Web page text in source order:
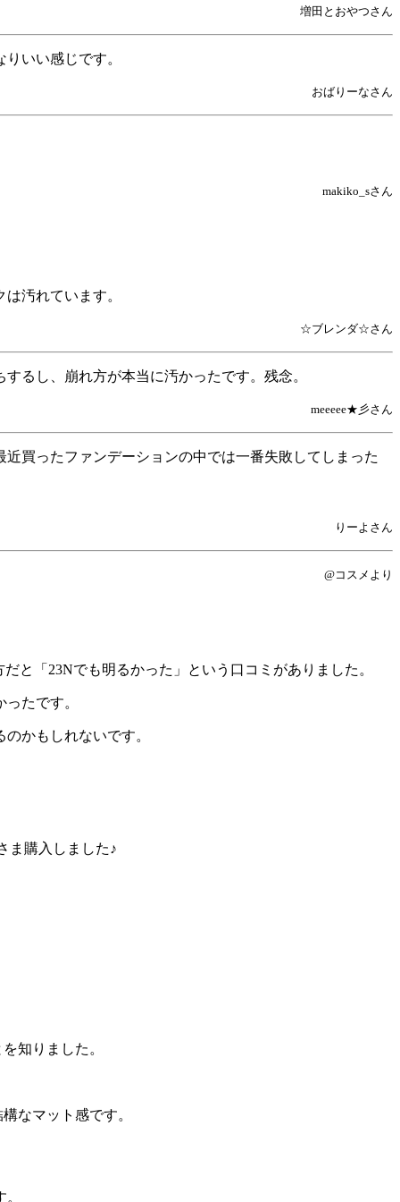
増田とおやつさん
いい感じです。
おばりーなさん
makiko_sさん
汚れています。
☆ブレンダ☆さん
るし、崩れ方が本当に汚かったです。残念。
meeeee★彡さん
買ったファンデーションの中では一番失敗してしまった
りーよさん
@コスメより
と「23Nでも明るかった」 という口コミがありました。
たです。
かもしれないです。
ま購入しました♪
知りました。
なマット感です。